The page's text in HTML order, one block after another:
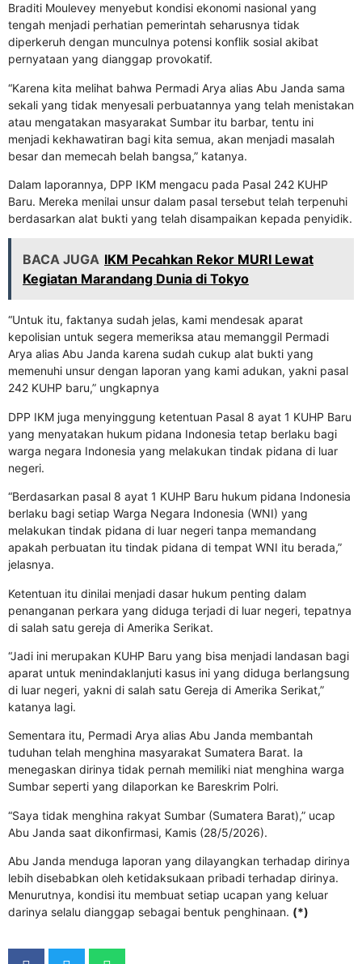
Braditi Moulevey menyebut kondisi ekonomi nasional yang
tengah menjadi perhatian pemerintah seharusnya tidak
diperkeruh dengan munculnya potensi konflik sosial akibat
pernyataan yang dianggap provokatif.
“Karena kita melihat bahwa Permadi Arya alias Abu Janda sama
sekali yang tidak menyesali perbuatannya yang telah menistakan
atau mengatakan masyarakat Sumbar itu barbar, tentu ini
menjadi kekhawatiran bagi kita semua, akan menjadi masalah
besar dan memecah belah bangsa,” katanya.
Dalam laporannya, DPP IKM mengacu pada Pasal 242 KUHP
Baru. Mereka menilai unsur dalam pasal tersebut telah terpenuhi
berdasarkan alat bukti yang telah disampaikan kepada penyidik.
BACA JUGA IKM Pecahkan Rekor MURI Lewat
Kegiatan Marandang Dunia di Tokyo
“Untuk itu, faktanya sudah jelas, kami mendesak aparat
kepolisian untuk segera memeriksa atau memanggil Permadi
Arya alias Abu Janda karena sudah cukup alat bukti yang
memenuhi unsur dengan laporan yang kami adukan, yakni pasal
242 KUHP baru,” ungkapnya
DPP IKM juga menyinggung ketentuan Pasal 8 ayat 1 KUHP Baru
yang menyatakan hukum pidana Indonesia tetap berlaku bagi
warga negara Indonesia yang melakukan tindak pidana di luar
negeri.
“Berdasarkan pasal 8 ayat 1 KUHP Baru hukum pidana Indonesia
berlaku bagi setiap Warga Negara Indonesia (WNI) yang
melakukan tindak pidana di luar negeri tanpa memandang
apakah perbuatan itu tindak pidana di tempat WNI itu berada,”
jelasnya.
Ketentuan itu dinilai menjadi dasar hukum penting dalam
penanganan perkara yang diduga terjadi di luar negeri, tepatnya
di salah satu gereja di Amerika Serikat.
“Jadi ini merupakan KUHP Baru yang bisa menjadi landasan bagi
aparat untuk menindaklanjuti kasus ini yang diduga berlangsung
di luar negeri, yakni di salah satu Gereja di Amerika Serikat,”
katanya lagi.
Sementara itu, Permadi Arya alias Abu Janda membantah
tuduhan telah menghina masyarakat Sumatera Barat. Ia
menegaskan dirinya tidak pernah memiliki niat menghina warga
Sumbar seperti yang dilaporkan ke Bareskrim Polri.
“Saya tidak menghina rakyat Sumbar (Sumatera Barat),” ucap
Abu Janda saat dikonfirmasi, Kamis (28/5/2026).
Abu Janda menduga laporan yang dilayangkan terhadap dirinya
lebih disebabkan oleh ketidaksukaan pribadi terhadap dirinya.
Menurutnya, kondisi itu membuat setiap ucapan yang keluar
darinya selalu dianggap sebagai bentuk penghinaan. (*)